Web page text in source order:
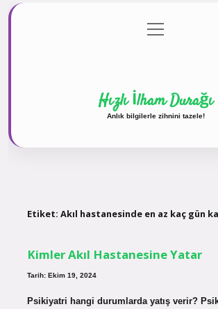
Gizlilik Politikası
menüyü
aç
Hızlı İlham Durağı
Anlık bilgilerle zihnini tazele!
Etiket: Akıl hastanesinde en az kaç gün
Kimler Akıl Hastanesine Yatar
Tarih: Ekim 19, 2024
Psikiyatri hangi durumlarda yatış verir?